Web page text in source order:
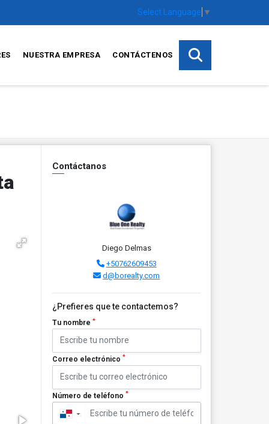
Select Language ▼
NUESTRA EMPRESA CONTÁCTENOS
Contáctanos
Diego Delmas
+50762609453
d@borealty.com
¿Prefieres que te contactemos?
Tu nombre *
Correo electrónico *
Número de teléfono *
▼